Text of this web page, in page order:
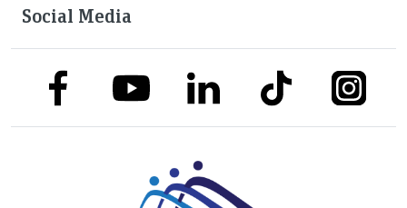
Social Media
link to facebooklink to youtubelink to linkedinlink to tiktok link to